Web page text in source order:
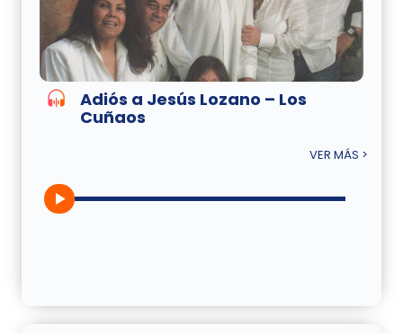
Adiós a Jesús Lozano – Los
Cuñaos
VER MÁS >